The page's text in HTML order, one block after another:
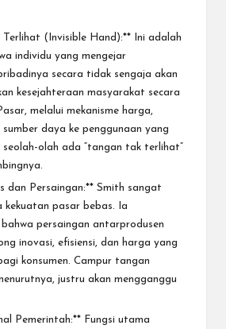
Terlihat (Invisible Hand):** Ini adalah
individu yang mengejar
secara tidak sengaja akan
kesejahteraan masyarakat secara
melalui mekanisme harga,
sumber daya ke penggunaan yang
seolah-olah ada “tangan tak terlihat”
dan Persaingan:** Smith sangat
kekuatan pasar bebas. Ia
persaingan antarprodusen
inovasi, efisiensi, dan harga yang
konsumen. Campur tangan
justru akan mengganggu
Pemerintah:** Fungsi utama